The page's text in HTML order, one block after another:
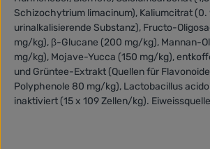
Schizochytrium limacinum), Kaliumcitrat (0.
urinalkalisierende Substanz), Fructo-
mg/kg), β-Glucane (200 mg/kg), Mannan-
mg/kg), Mojave-Yucca (150 mg/kg),
und Grüntee-Extrakt (Quellen für
Polyphenole 80 mg/kg), Lactobacillus
inaktiviert (15 x 109 Zellen/kg).